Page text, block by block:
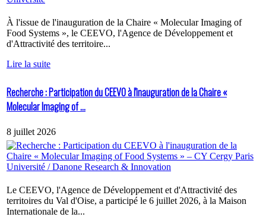
À l'issue de l'inauguration de la Chaire « Molecular Imaging of
Food Systems », le CEEVO, l'Agence de Développement et
d'Attractivité des territoire...
Lire la suite
Recherche : Participation du CEEVO à l'inauguration de la Chaire «
Molecular Imaging of ...
8 juillet 2026
Le CEEVO, l'Agence de Développement et d'Attractivité des
territoires du Val d'Oise, a participé le 6 juillet 2026, à la Maison
Internationale de la...